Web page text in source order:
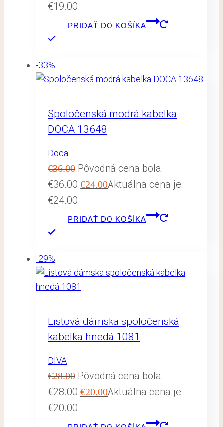
€19.00.
PRIDAŤ DO KOŠÍKA
-33%
Spoločenská modrá kabelka
DOCA 13648
Doca
€36.00 Pôvodná cena bola:
€36.00.€24.00Aktuálna cena je:
€24.00.
PRIDAŤ DO KOŠÍKA
-29%
Listová dámska spoločenská
kabelka hnedá 1081
DIVA
€28.00 Pôvodná cena bola:
€28.00.€20.00Aktuálna cena je:
€20.00.